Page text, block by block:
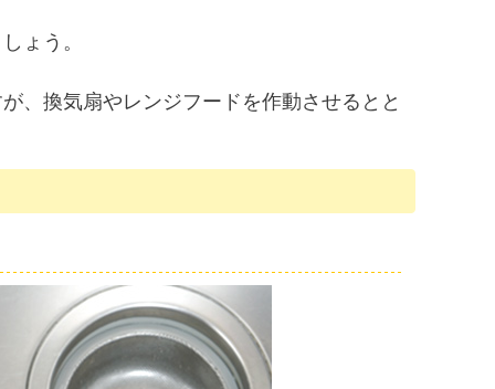
ょう。
、換気扇やレンジフードを作動させるとと